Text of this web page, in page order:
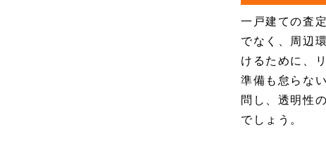
一戸建ての査
でなく、周辺
けるために、
準備も怠らな
問し、透明性
でしょう。